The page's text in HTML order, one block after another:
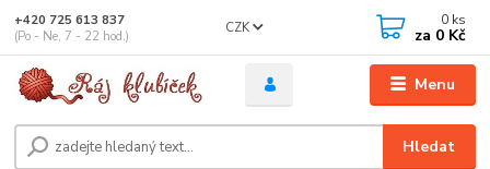
Menu
CZK
Hledat
+420 725 613 837
(Po - Ne, 7 - 22 hod.)
0 ks
za 0 Kč